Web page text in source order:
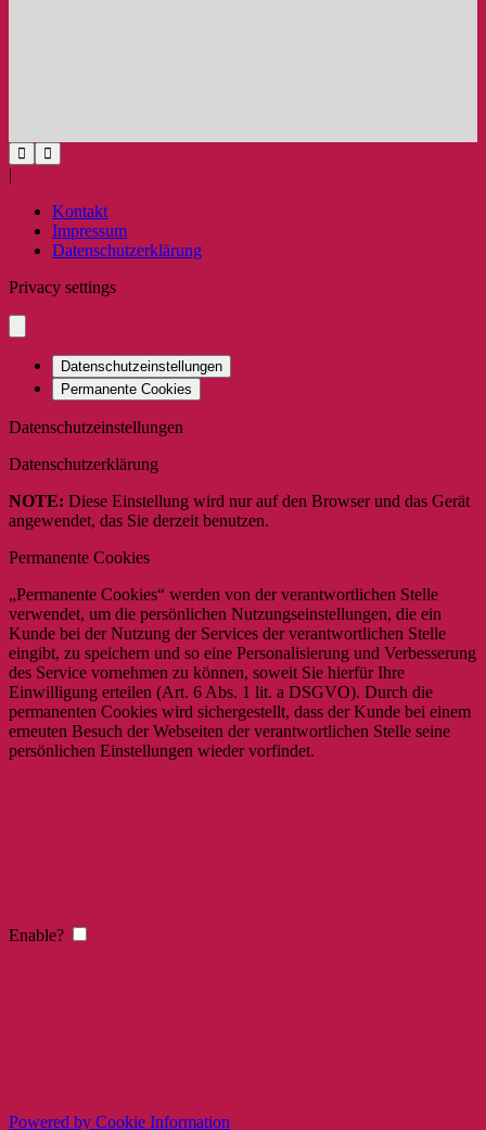
|
Kontakt
Impressum
Datenschutzerklärung
Privacy settings
Datenschutzeinstellungen
Permanente Cookies
Datenschutzeinstellungen
Datenschutzerklärung
NOTE: Diese Einstellung wird nur auf den Browser und das Gerät
angewendet, das Sie derzeit benutzen.
Permanente Cookies
„Permanente Cookies“ werden von der verantwortlichen Stelle
verwendet, um die persönlichen Nutzungseinstellungen, die ein
Kunde bei der Nutzung der Services der verantwortlichen Stelle
eingibt, zu speichern und so eine Personalisierung und Verbesserung
des Service vornehmen zu können, soweit Sie hierfür Ihre
Einwilligung erteilen (Art. 6 Abs. 1 lit. a DSGVO). Durch die
permanenten Cookies wird sichergestellt, dass der Kunde bei einem
erneuten Besuch der Webseiten der verantwortlichen Stelle seine
persönlichen Einstellungen wieder vorfindet.
Enable?
Powered by Cookie Information